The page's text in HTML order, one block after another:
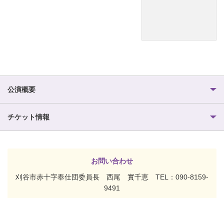
公演概要
チケット情報
お問い合わせ
刈谷市赤十字奉仕団委員長 西尾 實千恵 TEL：090-8159-
9491